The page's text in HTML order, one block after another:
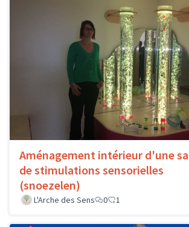
Aménagement intérieur d'une
de stimulations sensorielles
(snoezelen)
L'Arche des Sens 0 1